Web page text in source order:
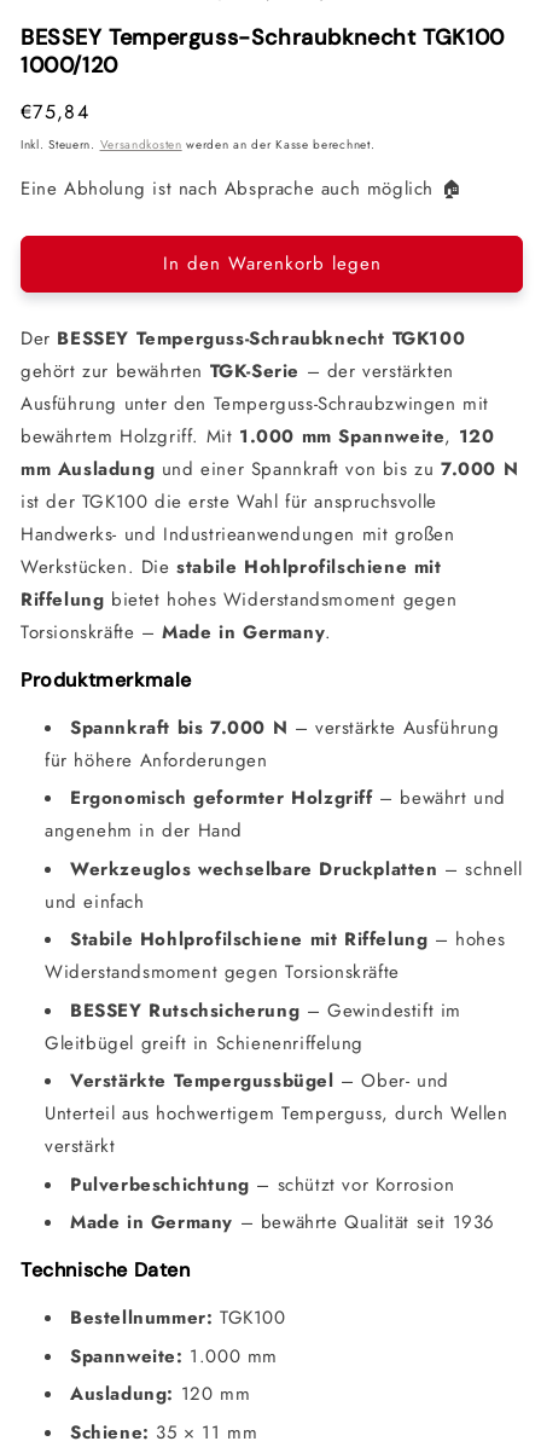
öffnen
öffnen
BESSEY Temperguss-Schraubknecht TGK100
1000/120
Normaler
Preis
€75,84
Inkl. Steuern. Versandkosten werden an der Kasse berechnet.
Eine Abholung ist nach Absprache auch möglich 🏠
In den Warenkorb legen
Der BESSEY Temperguss-Schraubknecht TGK100
gehört zur bewährten TGK-Serie – der verstärkten
Ausführung unter den Temperguss-Schraubzwingen mit
bewährtem Holzgriff. Mit 1.000 mm Spannweite, 120
mm Ausladung und einer Spannkraft von bis zu7.000 N
ist der TGK100 die erste Wahl für anspruchsvolle
Handwerks- und Industrieanwendungen mit großen
Werkstücken. Diestabile Hohlprofilschiene mit
Riffelung bietet hohes Widerstandsmoment gegen
Torsionskräfte –Made in Germany.
Produktmerkmale
Spannkraft bis 7.000 N – verstärkte Ausführung
für höhere Anforderungen
Ergonomisch geformter Holzgriff– bewährt und
angenehm in der Hand
Werkzeuglos wechselbare Druckplatten – schnell
und einfach
Stabile Hohlprofilschiene mit Riffelung – hohes
Widerstandsmoment gegen Torsionskräfte
BESSEY Rutschsicherung – Gewindestift im
Gleitbügel greift in Schienenriffelung
Verstärkte Tempergussbügel – Ober- und
Unterteil aus hochwertigem Temperguss, durch Wellen
verstärkt
Pulverbeschichtung – schützt vor Korrosion
Made in Germany – bewährte Qualität seit 1936
Technische Daten
Bestellnummer: TGK100
Spannweite: 1.000 mm
Ausladung: 120 mm
Schiene: 35 × 11 mm